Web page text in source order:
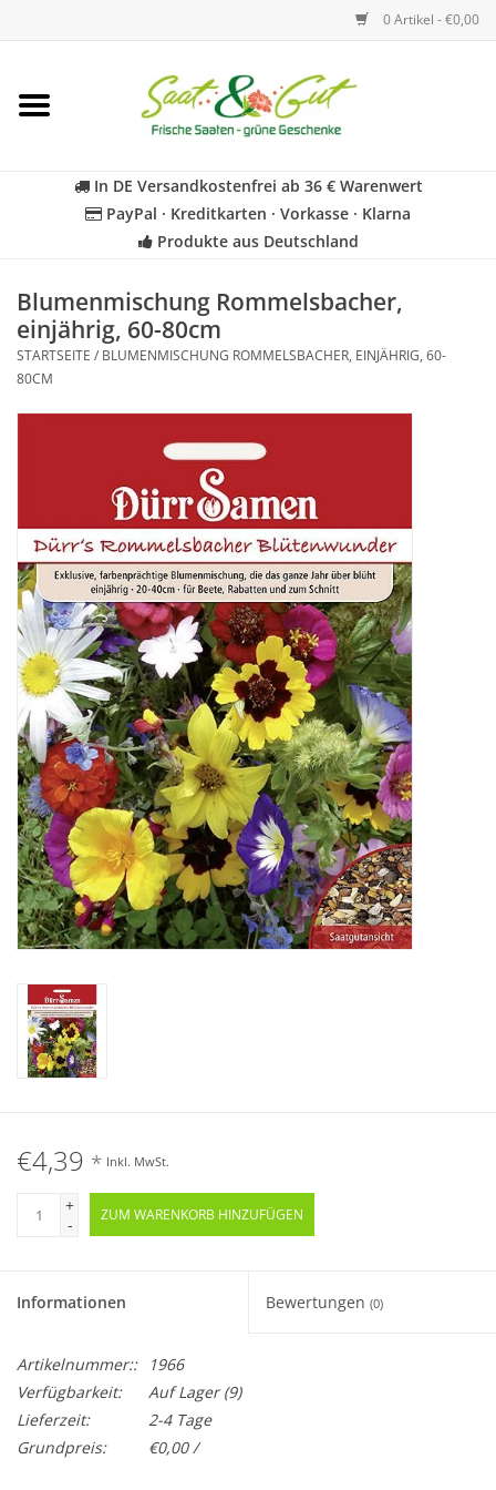
0 Artikel - €0,00
Startseite
Kräuter
BIO
Für Kinder
Geschenkideen
Katalog
In DE Versandkostenfrei ab 36 € Warenwert
PayPal · Kreditkarten · Vorkasse · Klarna
Produkte aus Deutschland
Blumenmischung Rommelsbacher,
einjährig, 60-80cm
STARTSEITE / BLUMENMISCHUNG ROMMELSBACHER, EINJÄHRIG, 60-
80CM
€4,39 * Inkl. MwSt.
+
-
ZUM WARENKORB HINZUFÜGEN
Informationen Bewertungen (0)
Artikelnummer::
1966
Verfügbarkeit:
Auf Lager(9)
Lieferzeit:
2-4 Tage
Grundpreis:
€0,00 /